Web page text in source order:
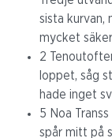
sista kurvan,
mycket
2
loppet, såg
hade inget
5 Noa
spår mitt på